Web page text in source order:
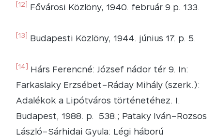
[12] Fővárosi Közlöny, 1940. február 9 p. 133.
[13] Budapesti Közlöny, 1944. június 17. p. 5.
[14]
Hárs Ferencné: József nádor tér 9. In:
Farkaslaky Erzsébet–Ráday Mihály (szerk.):
Adalékok a Lipótváros történetéhez. I.
Budapest, 1988. p. 538.; Pataky Iván–Rozsos
László–Sárhidai Gyula: Légi háború